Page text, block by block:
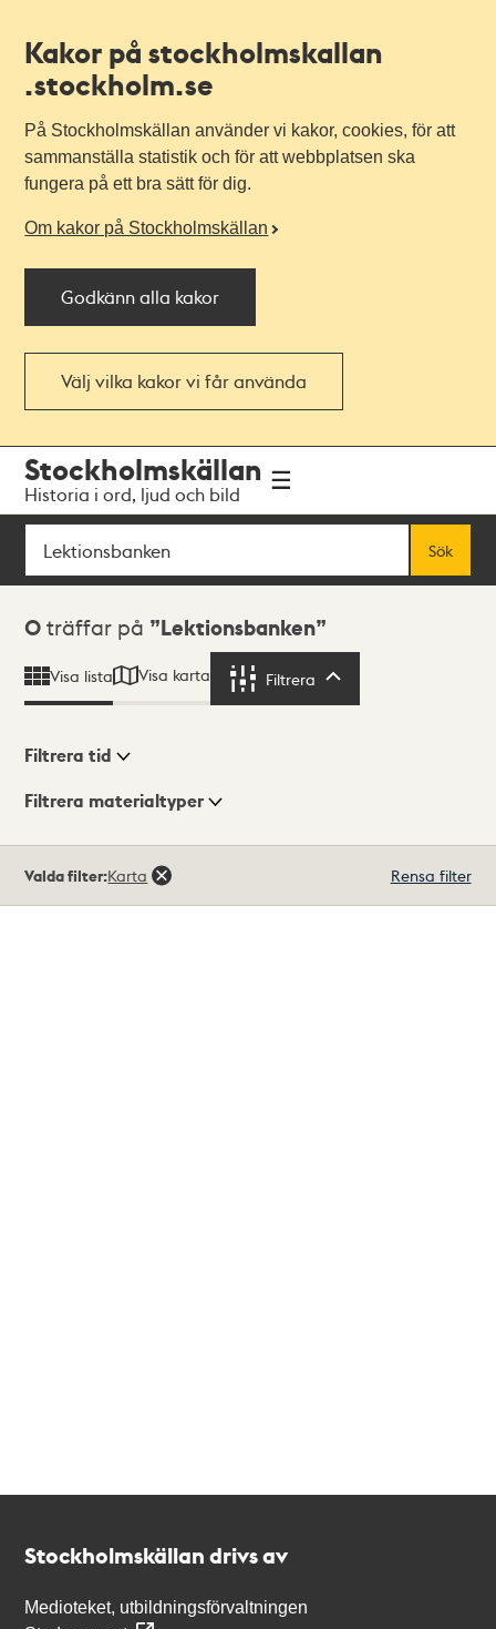
Kakor på stockholmskallan
.stockholm.se
På Stockholmskällan använder vi kakor, cookies, för att
sammanställa statistik och för att webbplatsen ska
fungera på ett bra sätt för dig.
Om kakor på Stockholmskällan
Godkänn alla kakor
Välj vilka kakor vi får använda
navigationen
huvudinnehållet
Stockholmskällan
Historia i ord, ljud och bild
Sök
Sök
Sökresultat
0 träffar på Lektionsbanken
Visa lista Visa karta Filtrera
Visningsläge
Filtrera tid
Filtrera materialtyper
träffar
Valda filter:Karta Rensa filter
Stockholmskällan drivs av
Medioteket, utbildningsförvaltningen